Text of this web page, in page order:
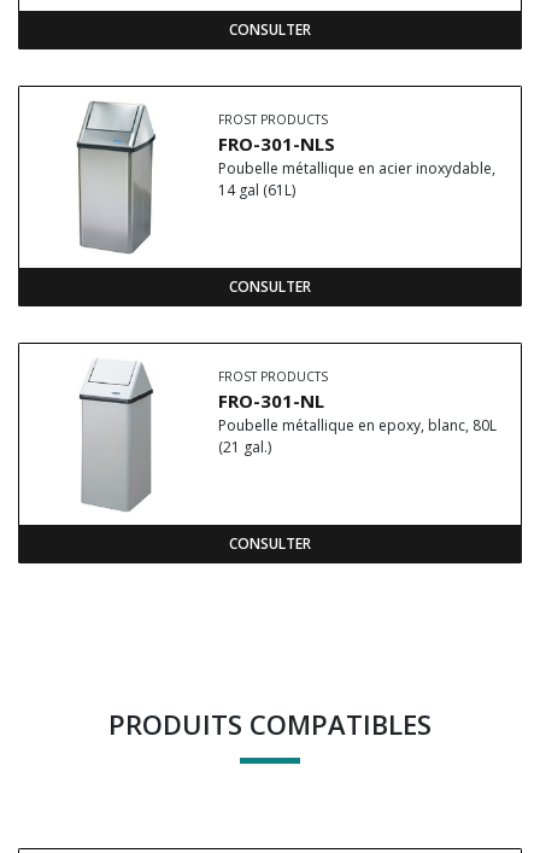
CONSULTER
FROST PRODUCTS
FRO-301-NLS
Poubelle métallique en acier inoxydable,
14 gal (61L)
CONSULTER
FROST PRODUCTS
FRO-301-NL
Poubelle métallique en epoxy, blanc, 80L
(21 gal.)
CONSULTER
PRODUITS COMPATIBLES